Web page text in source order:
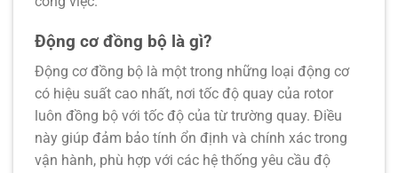
Động cơ đồng bộ là gì?
Động cơ đồng bộ là một trong những loại động cơ
có hiệu suất cao nhất, nơi tốc độ quay của rotor
luôn đồng bộ với tốc độ của từ trường quay. Điều
này giúp đảm bảo tính ổn định và chính xác trong
vận hành, phù hợp với các hệ thống yêu cầu độ